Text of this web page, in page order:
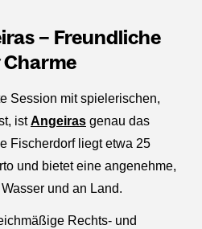
– Freundliche
Charme
Session mit spielerischen,
istAngeiras genau das
Fischerdorf liegt etwa 25
und bietet eine angenehme,
und an Land.
Rechts- und